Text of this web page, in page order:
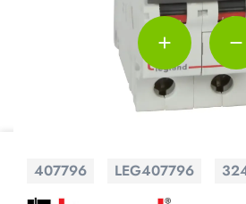
407796 LEG407796
add remove